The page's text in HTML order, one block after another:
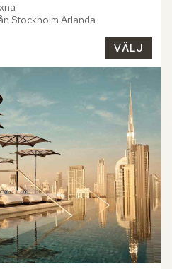
Stockholm Arlanda
VÄLJ